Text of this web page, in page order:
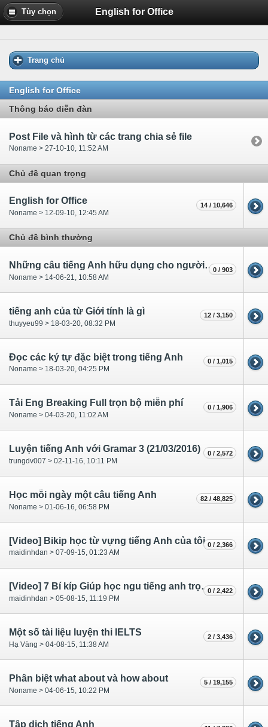
Tùy chọn English for Office
Trang chủ
English for Office
Thông báo diễn đàn
Post File và hình từ các trang chia sẻ file
Noname > 27-10-10, 11:52 AM
Chủ đề quan trọng
English for Office
Noname > 12-09-10, 12:45 AM
14 / 10,646
Chủ đề bình thường
Những câu tiếng Anh hữu dụng cho người mới đi làm
Noname > 14-06-21, 10:58 AM
0 / 903
tiếng anh của từ Giới tính là gì
thuyyeu99 > 18-03-20, 08:32 PM
12 / 3,150
Đọc các ký tự đặc biệt trong tiếng Anh
Noname > 18-03-20, 04:25 PM
0 / 1,015
Tải Eng Breaking Full trọn bộ miễn phí
Noname > 04-03-20, 11:02 AM
0 / 1,906
Luyện tiếng Anh với Gramar 3 (21/03/2016)
trungdv007 > 02-11-16, 10:11 PM
0 / 2,572
Học mỗi ngày một câu tiếng Anh
Noname > 01-06-16, 06:58 PM
82 / 48,825
[Video] Bikip học từ vựng tiếng Anh của tôi
maidinhdan > 07-09-15, 01:23 AM
0 / 2,366
[Video] 7 Bí kíp Giúp học ngu tiếng anh trọn đời
maidinhdan > 05-08-15, 11:19 PM
0 / 2,422
Một số tài liệu luyện thi IELTS
Hạ Vàng > 04-08-15, 11:38 AM
2 / 3,436
Phân biệt what about và how about
Noname > 04-06-15, 10:22 PM
5 / 19,155
Tập dịch tiếng Anh